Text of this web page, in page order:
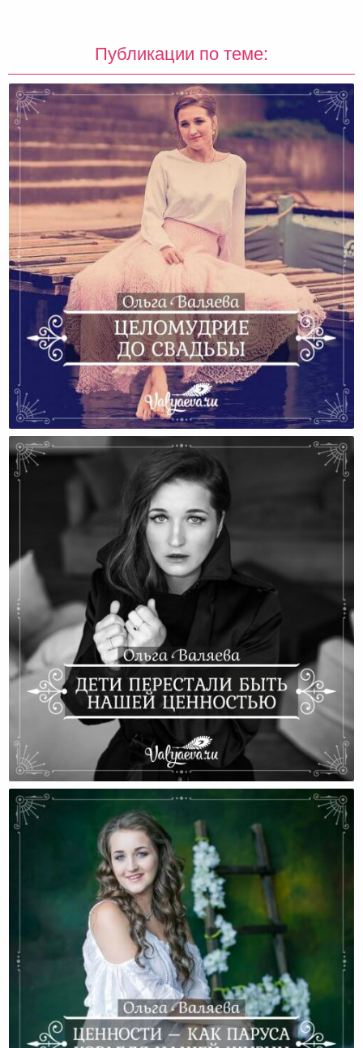
Публикации по теме:
Целомудрие До Свадьбы
Дети Перестали Быть Нашей Ценностью